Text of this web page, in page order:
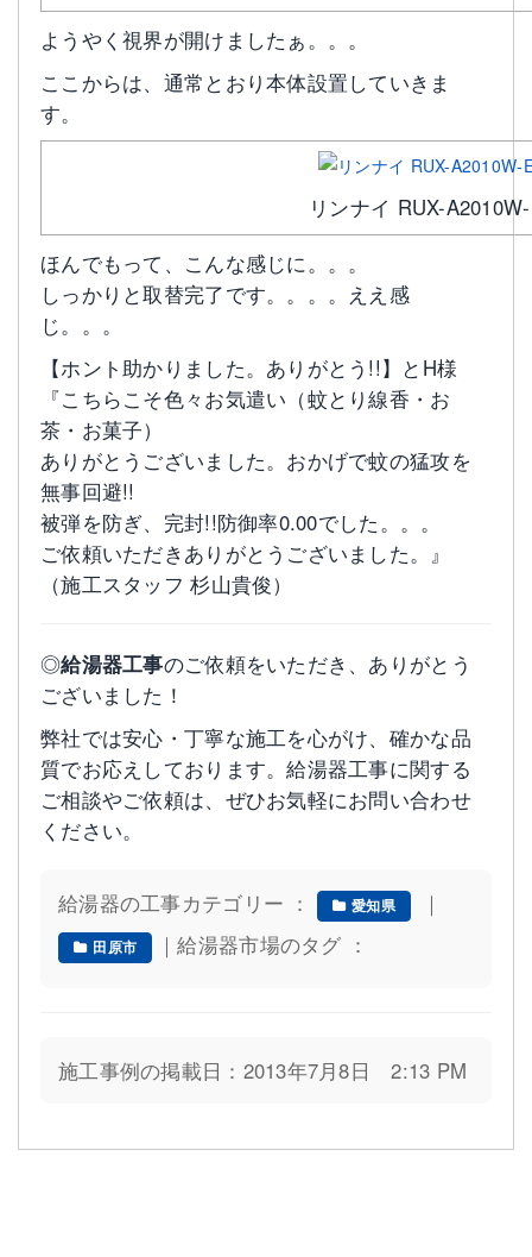
ようやく視界が開けましたぁ。。。
ここからは、通常とおり本体設置していきま
す。
リンナイ RUX-
ほんでもって、こんな感じに。。。
しっかりと取替完了です。。。。ええ感
じ。。。
【ホント助かりました。ありがとう!!】とH様
『こちらこそ色々お気遣い（蚊とり線香・お
茶・お菓子）
ありがとうございました。おかげで蚊の猛攻を
無事回避!!
被弾を防ぎ、完封!!防御率0.00でした。。。
ご依頼いただきありがとうございました。』
（施工スタッフ 杉山貴俊）
◎給湯器工事のご依頼をいただき、ありがとう
ございました！
弊社では安心・丁寧な施工を心がけ、確かな品
質でお応えしております。給湯器工事に関する
ご相談やご依頼は、ぜひお気軽にお問い合わせ
ください。
給湯器の工事カテゴリー ： 愛知県 ｜
田原市 ｜給湯器市場のタグ ：
施工事例の掲載日：2013年7月8日 2:13 PM